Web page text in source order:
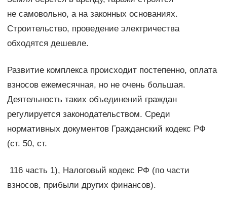
не самовольно, а на законных основаниях.
Строительство, проведение электричества
обходятся дешевле.
Развитие комплекса происходит постепенно, оплата
взносов ежемесячная, но не очень большая.
Деятельность таких объединений граждан
регулируется законодательством. Среди
нормативных документов Гражданский кодекс РФ
(ст. 50, ст.
116 часть 1), Налоговый кодекс РФ (по части
взносов, прибыли других финансов).